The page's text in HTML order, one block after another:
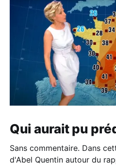
Qui aurait pu
Sans commentaire. Dans cette thématique, roman
d'Abel Quentin autour du rapport